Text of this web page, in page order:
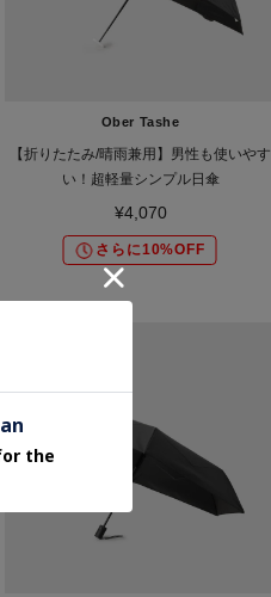
Ober Tashe
【折りたたみ/晴雨兼用】男性も使いやす
い！超軽量シンプル日傘
¥4,070
さらに10%OFF